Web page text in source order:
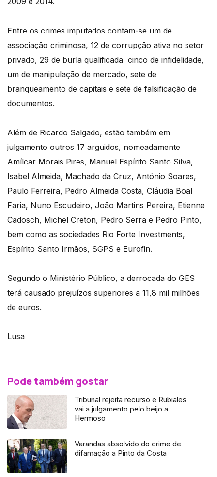
Entre os crimes imputados contam-se um de
associação criminosa, 12 de corrupção ativa no setor
privado, 29 de burla qualificada, cinco de infidelidade,
um de manipulação de mercado, sete de
branqueamento de capitais e sete de falsificação de
documentos.
Além de Ricardo Salgado, estão também em
julgamento outros 17 arguidos, nomeadamente
Amílcar Morais Pires, Manuel Espírito Santo Silva,
Isabel Almeida, Machado da Cruz, António Soares,
Paulo Ferreira, Pedro Almeida Costa, Cláudia Boal
Faria, Nuno Escudeiro, João Martins Pereira, Etienne
Cadosch, Michel Creton, Pedro Serra e Pedro Pinto,
bem como as sociedades Rio Forte Investments,
Espírito Santo Irmãos, SGPS e Eurofin.
Segundo o Ministério Público, a derrocada do GES
terá causado prejuízos superiores a 11,8 mil milhões
de euros.
Lusa
Pode também gostar
Tribunal rejeita recurso e Rubiales
vai a julgamento pelo beijo a
Hermoso
Varandas absolvido do crime de
difamação a Pinto da Costa